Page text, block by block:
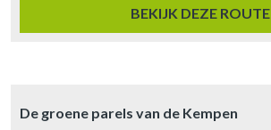
BEKIJK DEZE ROUTE
De groene parels van de Kempen